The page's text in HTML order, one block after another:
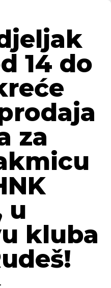
14 do
za
u
kluba